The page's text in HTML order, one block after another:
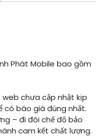
Phát Mobile bao gồm
chưa cập nhật kịp
có báo giá đúng nhất.
– đi đôi chế độ bảo
cam kết chất lượng.